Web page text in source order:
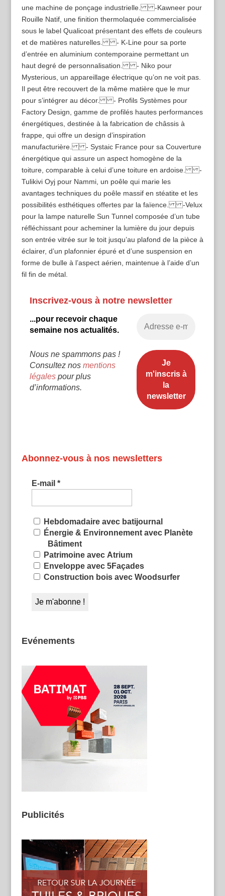
une machine de ponçage industrielle. -Kawneer pour
Rouille Natif, une finition thermolaquée commercialisée
sous le label Qualicoat présentant des effets de couleurs
et de matières naturelles. - K-Line pour sa porte
d’entrée en aluminium contemporaine permettant un
haut degré de personnalisation. - Niko pour
Mysterious, un appareillage électrique qu’on ne voit pas.
Il peut être recouvert de la même matière que le mur
pour s’intégrer au décor. - Profils Systèmes pour
Factory Design, gamme de profilés hautes performances
énergétiques, destinée à la fabrication de châssis à
frappe, qui offre un design d’inspiration
manufacturière. - Systaic France pour sa Couverture
énergétique qui assure un aspect homogène de la
toiture, comparable à celui d’une toiture en ardoise. -
Tulikivi Oyj pour Nammi, un poêle qui marie les
avantages techniques du poêle massif en stéatite et les
possibilités esthétiques offertes par la faïence. -Velux
pour la lampe naturelle Sun Tunnel composée d’un tube
réfléchissant pour acheminer la lumière du jour depuis
son entrée vitrée sur le toit jusqu’au plafond de la pièce à
éclairer, d’un plafonnier épuré et d’une suspension en
forme de bulle à l’aspect aérien, maintenue à l’aide d’un
fil fin de métal.
Inscrivez-vous à notre newsletter
...pour recevoir chaque
semaine nos actualités.
Nous ne spammons pas !
Consultez nos mentions
légalespour plus
d’informations.
Abonnez-vous à nos newsletters
E-mail *
Hebdomadaire avec batijournal
Énergie & Environnement avec Planète
Bâtiment
Patrimoine avec Atrium
Enveloppe avec 5Façades
Construction bois avec Woodsurfer
Evénements
Publicités